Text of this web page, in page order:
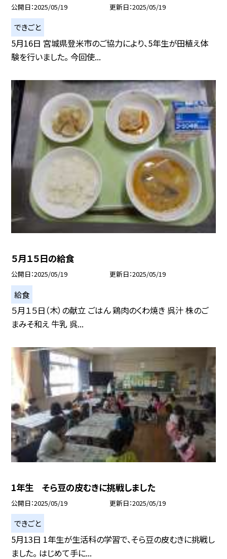
公開日 2025/05/19 更新日 2025/05/19
できごと
5月16日 宮城県登米市のご協力により、5年生が田植え体
験を行いました。 今回使...
５月１５日の給食
公開日 2025/05/19 更新日 2025/05/19
給食
５月１５日（木）の献立 ごはん 鶏肉のくわ焼き 呉汁 株のご
まみそ和え 牛乳 呉...
1年生 そら豆の皮むきに挑戦しました
公開日 2025/05/19 更新日 2025/05/19
できごと
5月13日 1年生が生活科の学習で、そら豆の皮むきに挑戦し
ました。 はじめて手に...